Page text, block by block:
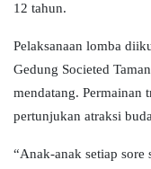
12 tahun.
Pelaksanaan lomba
Gedung Societed
mendatang. Permainan
pertunjukan atraksi
“Anak-anak setiap